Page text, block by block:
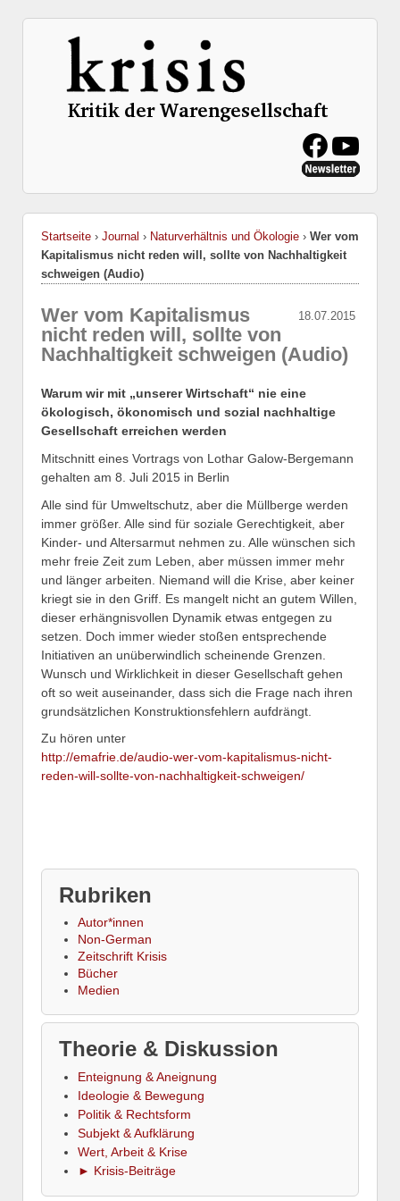
Startseite › Journal › Naturverhältnis und Ökologie › Wer vom
Kapitalismus nicht reden will, sollte von Nachhaltigkeit
schweigen (Audio)
18.07.2015
Wer vom Kapitalismus
nicht reden will, sollte von
Nachhaltigkeit schweigen (Audio)
Warum wir mit „unserer Wirtschaft“ nie eine
ökologisch, ökonomisch und sozial nachhaltige
Gesellschaft erreichen werden
Mitschnitt eines Vortrags von Lothar Galow-Bergemann
gehalten am 8. Juli 2015 in Berlin
Alle sind für Umweltschutz, aber die Müllberge werden
immer größer. Alle sind für soziale Gerechtigkeit, aber
Kinder- und Altersarmut nehmen zu. Alle wünschen sich
mehr freie Zeit zum Leben, aber müssen immer mehr
und länger arbeiten. Niemand will die Krise, aber keiner
kriegt sie in den Griff. Es mangelt nicht an gutem Willen,
dieser erhängnisvollen Dynamik etwas entgegen zu
setzen. Doch immer wieder stoßen entsprechende
Initiativen an unüberwindlich scheinende Grenzen.
Wunsch und Wirklichkeit in dieser Gesellschaft gehen
oft so weit auseinander, dass sich die Frage nach ihren
grundsätzlichen Konstruktionsfehlern aufdrängt.
Zu hören unter
http://emafrie.de/audio-wer-vom-kapitalismus-nicht-
reden-will-sollte-von-nachhaltigkeit-schweigen/
Rubriken
Autor*innen
Non-German
Zeitschrift Krisis
Bücher
Medien
Theorie & Diskussion
Enteignung & Aneignung
Ideologie & Bewegung
Politik & Rechtsform
Subjekt & Aufklärung
Wert, Arbeit & Krise
► Krisis-Beiträge